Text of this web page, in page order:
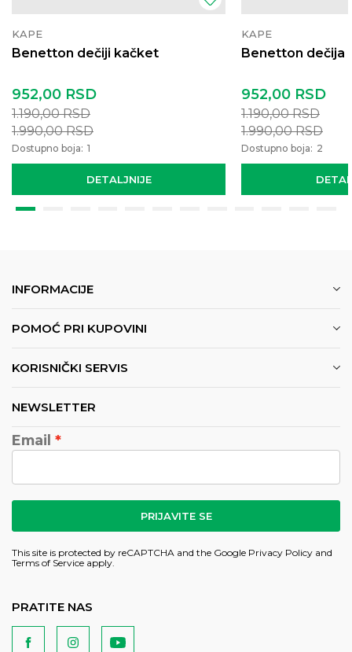
KAPE
Benetton dečiji kačket
DETALJNIJE
952,00 RSD
1.190,00RSD
1.990,00RSD
Dostupno boja: 1
KAPE
Benetton dečija
952,00 RSD
1.190,00RSD
1.990,00RSD
Dostupno boja: 2
INFORMACIJE
POMOĆ PRI KUPOVINI
KORISNIČKI SERVIS
NEWSLETTER
Email
PRIJAVITE SE
This site is protected by reCAPTCHA and the Google Privacy Policy and
Terms of Service apply.
PRATITE NAS